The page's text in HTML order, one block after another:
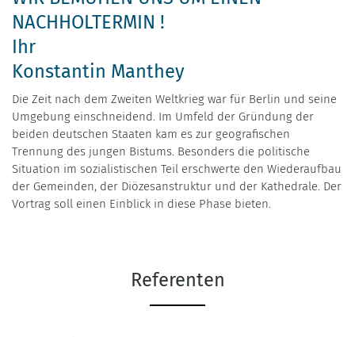
NACHHOLTERMIN !
Ihr
Konstantin Manthey
Die Zeit nach dem Zweiten Weltkrieg war für Berlin und seine
Umgebung einschneidend. Im Umfeld der Gründung der
beiden deutschen Staaten kam es zur geografischen
Trennung des jungen Bistums. Besonders die politische
Situation im sozialistischen Teil erschwerte den Wiederaufbau
der Gemeinden, der Diözesanstruktur und der Kathedrale. Der
Vortrag soll einen Einblick in diese Phase bieten.
Referenten